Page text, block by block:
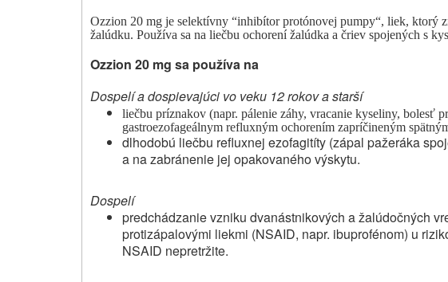
Ozzion 20 mg je selektívny “inhibítor protónovej pumpy“, liek, ktorý
žalúdku. Používa sa na liečbu ochorení žalúdka a čriev spojených s
Ozzion 20 mg sa používa na
Dospelí a dospievajúci vo veku 12 rokov a starší
liečbu príznakov (napr. pálenie záhy, vracanie kyseliny, bolesť
gastroezofageálnym refluxným ochorením zapríčineným
dlhodobú liečbu refluxnej ezofagitíty (zápal pažeráka
a na zabránenie jej opakovaného výskytu.
Dospelí
predchádzanie vzniku dvanástnikových a žalúdočných
protizápalovými liekmi (NSAID, napr. ibuprofénom) u
NSAID nepretržite.